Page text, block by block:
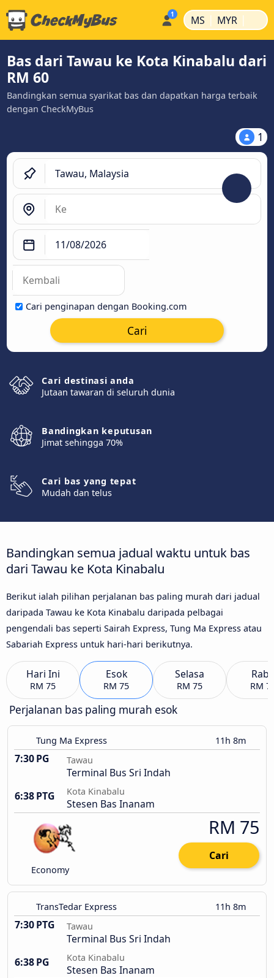
MS | MYR |
Bas dari Tawau ke Kota Kinabalu dari
RM 60
Bandingkan semua syarikat bas dan dapatkan harga terbaik
dengan CheckMyBus
1
Cari penginapan dengan Booking.com
Cari
Cari destinasi anda
Jutaan tawaran di seluruh dunia
Bandingkan keputusan
Jimat sehingga 70%
Cari bas yang tepat
Mudah dan telus
Bandingkan semua jadual waktu untuk bas
dari Tawau ke Kota Kinabalu
Berikut ialah pilihan perjalanan bas paling murah dari jadual
daripada Tawau ke Kota Kinabalu daripada pelbagai
pengendali bas seperti Sairah Express, Tung Ma Express atau
Sabariah Express untuk hari-hari berikutnya.
Hari Ini
RM 75
Esok
RM 75
Selasa
RM 75 RM
Perjalanan bas paling murah esok
Tung Ma Express 11h 8m
7:30 PG Tawau
Terminal Bus Sri Indah
6:38 PTG
Kota Kinabalu
Stesen Bas Inanam
Economy
RM 75
Cari
TransTedar Express 11h 8m
7:30 PTG Tawau
Terminal Bus Sri Indah
6:38 PG
Kota Kinabalu
Stesen Bas Inanam